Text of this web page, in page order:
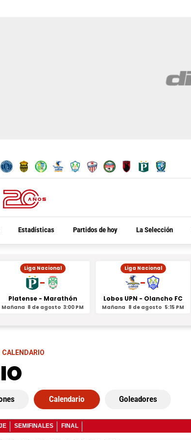
Estadísticas Partidos de hoy La Selección
Liga Nacional
-
Platense - Marathón
Mañana 8 de agosto 3:00 PM
Liga Nacional
-
Lobos UPN - Olancho FC
Mañana 8 de agosto 5:15 PM
CALENDARIO
Calendario Goleadores